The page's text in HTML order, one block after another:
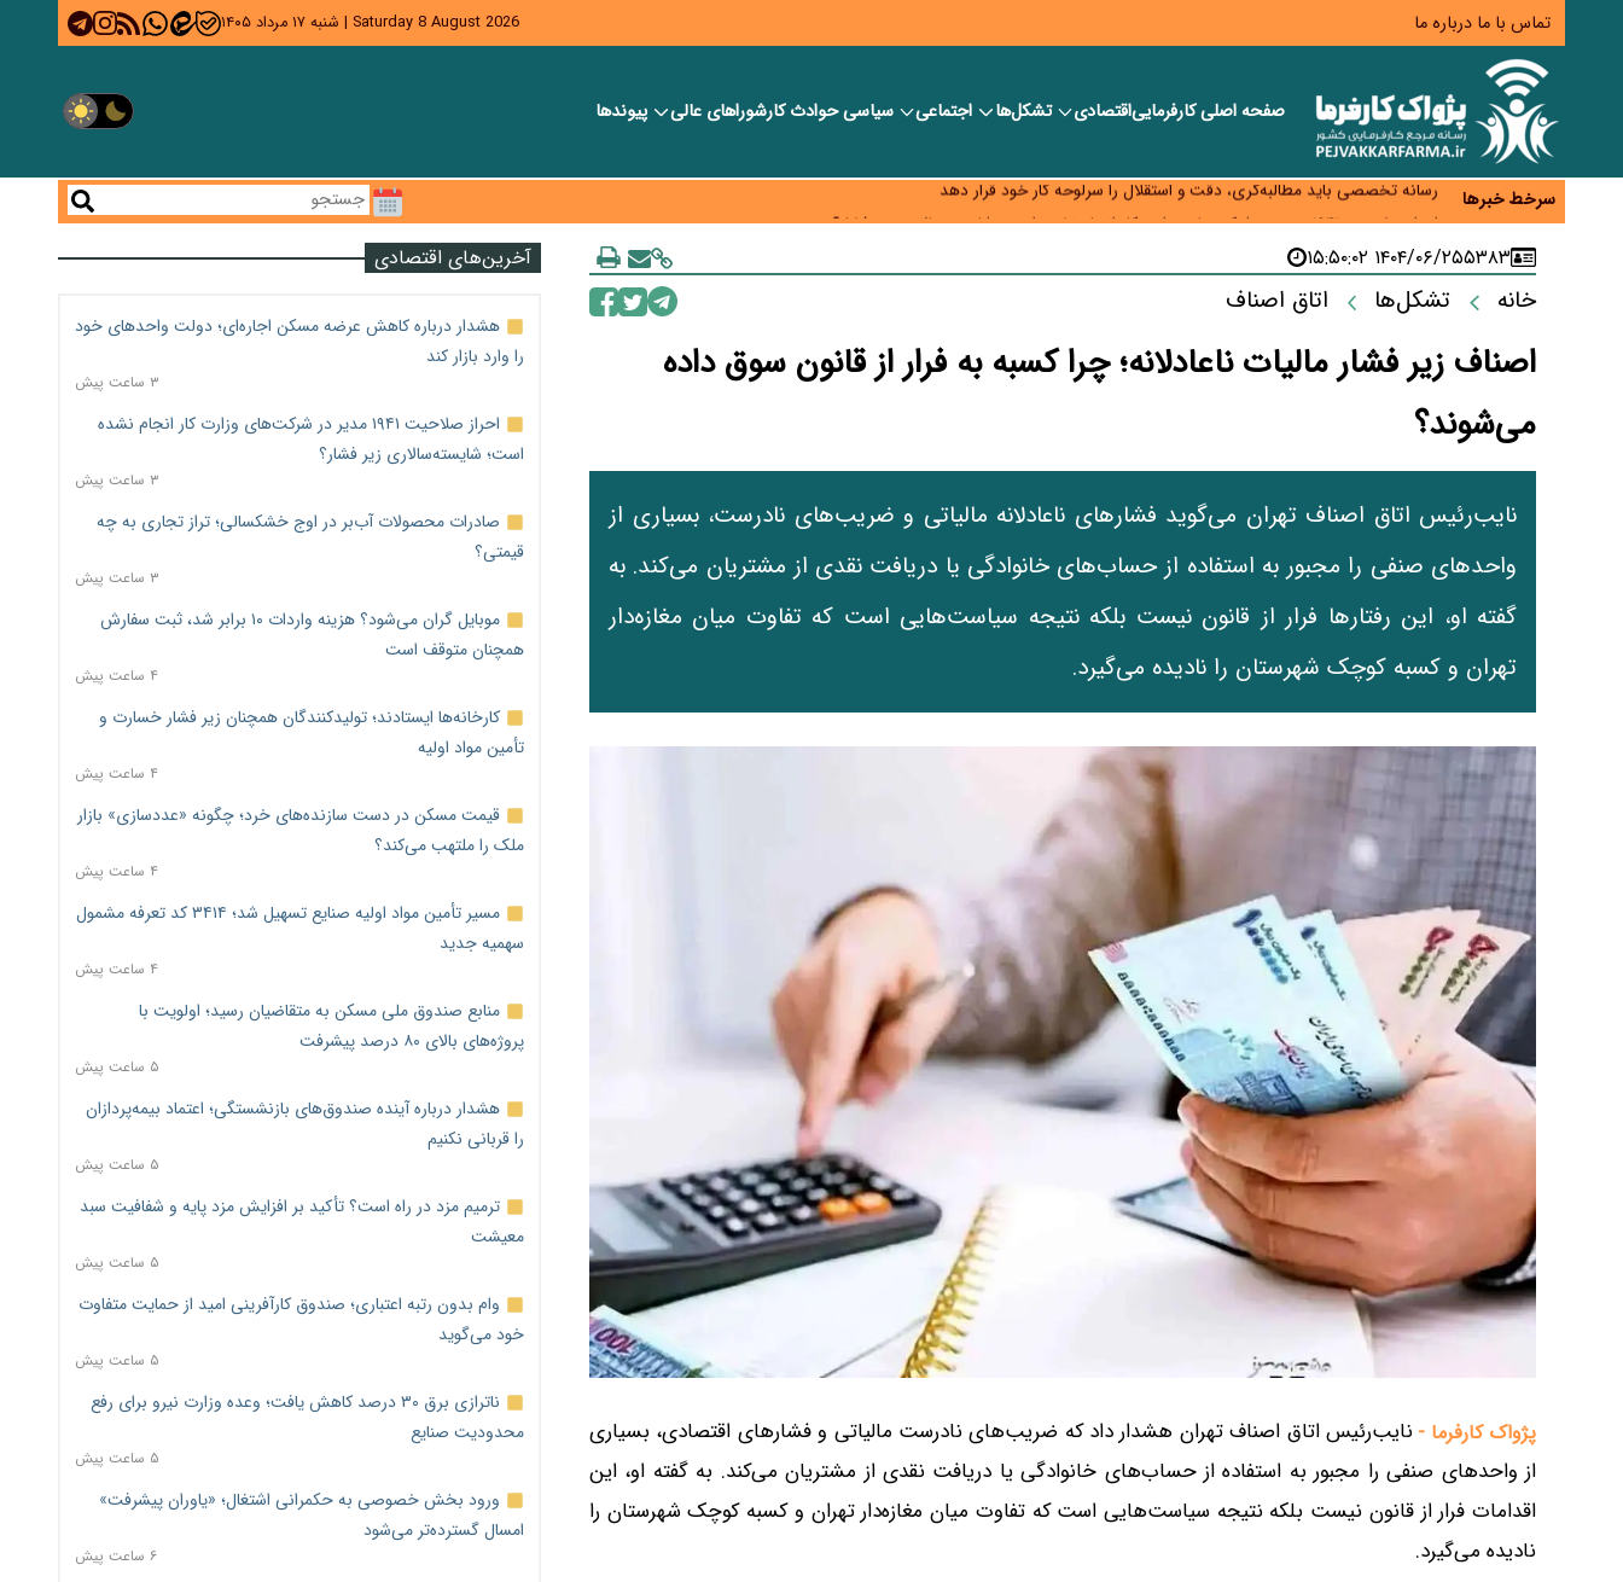
تماس با ما درباره ما Saturday 8 August 2026
| شنبه ۱۷ مرداد ۱۴۰۵
صفحه اصلیکارفرماییاقتصادی تشکل‌ها اجتماعی سیاسیحوادث کارشورا‎های عالی پیوندها
سرخط خبرها
هشدار درباره کاهش عرضه مسکن اجاره‌ای؛ دولت واحدهای خود را وارد بازار کند
رسانه تخصصی باید مطالبه‌گری، دقت و استقلال را سرلوحه کار خود قرار دهد
احراز صلاحیت ۱۹۴۱ مدیر در شرکت‌های وزارت کار انجام نشده است؛ شایسته‌سالاری زیر فشار؟
موبایل گران می‌شود؟ هزینه واردات ۱۰ برابر شد، ثبت سفارش همچنان متوقف است
۵۳۸۳۱۴۰۴/۰۶/۲۵ ۱۵:۵۰:۰۲
خانه تشکل‌ها اتاق اصناف
اصناف زیر فشار مالیات ناعادلانه؛ چرا کسبه به فرار از قانون سوق داده
می‌شوند؟
نایب‌رئیس اتاق اصناف تهران می‌گوید فشارهای ناعادلانه مالیاتی و ضریب‌های نادرست، بسیاری از
واحدهای صنفی را مجبور به استفاده از حساب‌های خانوادگی یا دریافت نقدی از مشتریان می‌کند. به
گفته او، این رفتارها فرار از قانون نیست بلکه نتیجه سیاست‌هایی است که تفاوت میان مغازه‌دار
تهران و کسبه کوچک شهرستان را نادیده می‌گیرد.
پژواک کارفرما - نایب‌رئیس اتاق اصناف تهران هشدار داد که ضریب‌های نادرست مالیاتی و فشارهای اقتصادی، بسیاری
از واحدهای صنفی را مجبور به استفاده از حساب‌های خانوادگی یا دریافت نقدی از مشتریان می‌کند. به گفته او، این
اقدامات فرار از قانون نیست بلکه نتیجه سیاست‌هایی است که تفاوت میان مغازه‌دار تهران و کسبه کوچک شهرستان را
نادیده می‌گیرد.
آخرین‌های اقتصادی
هشدار درباره کاهش عرضه مسکن اجاره‌ای؛ دولت واحدهای خود
را وارد بازار کند
۳ ساعت پیش
احراز صلاحیت ۱۹۴۱ مدیر در شرکت‌های وزارت کار انجام نشده
است؛ شایسته‌سالاری زیر فشار؟
۳ ساعت پیش
صادرات محصولات آب‌بر در اوج خشکسالی؛ تراز تجاری به چه
قیمتی؟
۳ ساعت پیش
موبایل گران می‌شود؟ هزینه واردات ۱۰ برابر شد، ثبت سفارش
همچنان متوقف است
۴ ساعت پیش
کارخانه‌ها ایستادند؛ تولیدکنندگان همچنان زیر فشار خسارت و
تأمین مواد اولیه
۴ ساعت پیش
قیمت مسکن در دست سازنده‌های خرد؛ چگونه «عددسازی» بازار
ملک را ملتهب می‌کند؟
۴ ساعت پیش
مسیر تأمین مواد اولیه صنایع تسهیل شد؛ ۳۴۱۴ کد تعرفه مشمول
سهمیه جدید
۴ ساعت پیش
منابع صندوق ملی مسکن به متقاضیان رسید؛ اولویت با
پروژه‌های بالای ۸۰ درصد پیشرفت
۵ ساعت پیش
هشدار درباره آینده صندوق‌های بازنشستگی؛ اعتماد بیمه‌پردازان
را قربانی نکنیم
۵ ساعت پیش
ترمیم مزد در راه است؟ تأکید بر افزایش مزد پایه و شفافیت سبد
معیشت
۵ ساعت پیش
وام بدون رتبه اعتباری؛ صندوق کارآفرینی امید از حمایت متفاوت
خود می‌گوید
۵ ساعت پیش
ناترازی برق ۳۰ درصد کاهش یافت؛ وعده وزارت نیرو برای رفع
محدودیت صنایع
۵ ساعت پیش
ورود بخش خصوصی به حکمرانی اشتغال؛ «یاوران پیشرفت»
امسال گسترده‌تر می‌شود
۶ ساعت پیش